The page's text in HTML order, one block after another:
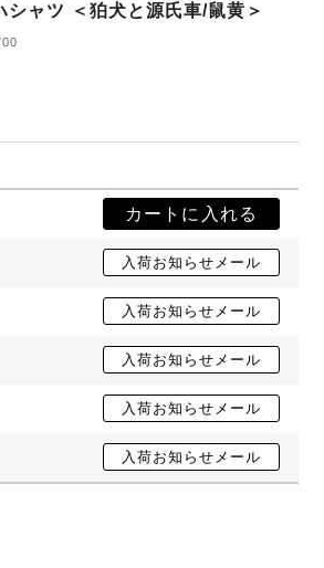
シャツ ＜狛犬と源氏車/鼠黄＞